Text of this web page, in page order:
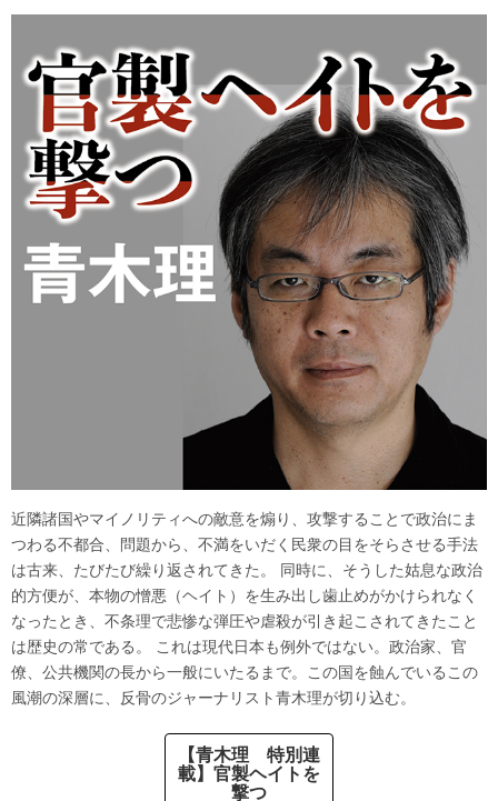
近隣諸国やマイノリティへの敵意を煽り、攻撃することで政治にま
つわる不都合、問題から、不満をいだく民衆の目をそらさせる手法
は古来、たびたび繰り返されてきた。 同時に、そうした姑息な政治
的方便が、本物の憎悪（ヘイト）を生み出し歯止めがかけられなく
なったとき、不条理で悲惨な弾圧や虐殺が引き起こされてきたこと
は歴史の常である。 これは現代日本も例外ではない。政治家、官
僚、公共機関の長から一般にいたるまで。この国を蝕んでいるこの
風潮の深層に、反骨のジャーナリスト青木理が切り込む。
【青木理 特別連
載】官製ヘイトを
撃つ